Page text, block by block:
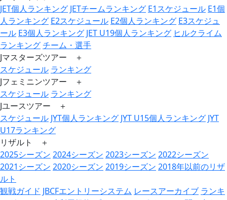
JET個人ランキング JETチームランキング E1スケジュール E1個
人ランキング E2スケジュール E2個人ランキング E3スケジュ
ール E3個人ランキング JET U19個人ランキング ヒルクライム
ランキングチーム・選手
Jマスターズツアー ＋
スケジュール ランキング
Jフェミニンツアー ＋
スケジュール ランキング
Jユースツアー ＋
スケジュール JYT個人ランキング JYT U15個人ランキング JYT
U17ランキング
リザルト ＋
2025シーズン 2024シーズン 2023シーズン 2022シーズン
2021シーズン 2020シーズン 2019シーズン 2018年以前のリザ
ルト
観戦ガイド JBCFエントリーシステム レースアーカイブ ランキ